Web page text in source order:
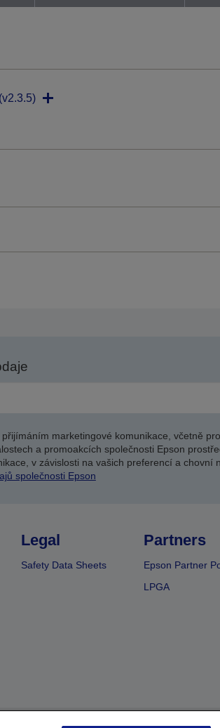
marketingové komunikace, včetně
a promoakcích společnosti Epson
v závislosti na vašich preferencí a chovní
společnosti Epson
Legal
Safety Data Sheets
Partners
Epson Partner
LPGA